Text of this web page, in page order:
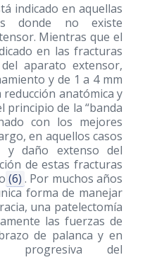
indicado en aquellas
donde no existe
Mientras que el
en las fracturas
aparato extensor,
y de 1 a 4 mm
reducción anatómica y
principio de la “banda
con los mejores
en aquellos casos
y daño extenso del
de estas fracturas
(6) . Por muchos años
forma de manejar
una patelectomía
las fuerzas de
de palanca y en
progresiva del